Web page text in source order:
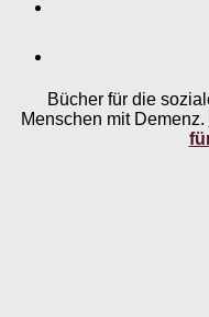
Bücher für die
Menschen mit Demenz.